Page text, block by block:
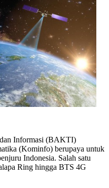
Informasi (BAKTI)
(Kominfo) berupaya untuk
Indonesia. Salah satu
Ring hingga BTS 4G